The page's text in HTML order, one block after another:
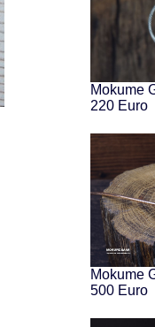
Mokume
220 Euro
Mokume
500 Euro